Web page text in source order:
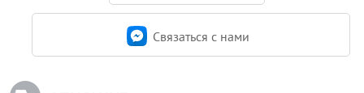
Связаться c нами